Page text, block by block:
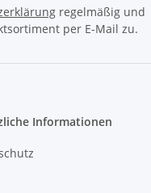
regelmäßig und
per E-Mail zu.
Informationen